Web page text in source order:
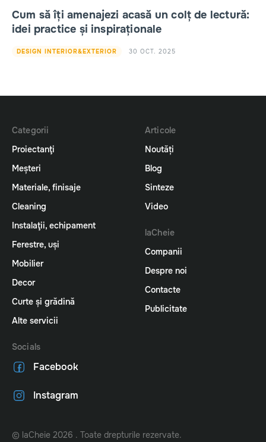
Cum să îți amenajezi acasă un colț de lectură:
idei practice și inspiraționale
DESIGN INTERIOR&EXTERIOR 30 OCT. 2025
Categorii
Proiectanţi
Meșteri
Materiale, finisaje
Cleaning
Instalaţii, echipament
Ferestre, uși
Mobilier
Decor
Curte și grădină
Alte servicii
Articole
Noutăți
Blog
Sinteze
Video
laCheie
Companii
Despre noi
Contacte
Publicitate
Socials
Facebook
Instagram
© laCheie 2026 . Toate drepturile rezervate.